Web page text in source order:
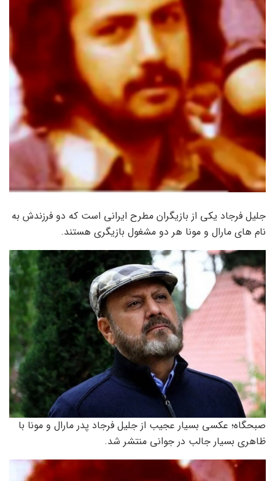
جلیل فرجاد یکی از بازیگران مطرح ایرانی است که دو فرزندش به
نام های مارال و مونا هر دو مشغول بازیگری هستند.
صبحگاه؛ عکسی بسیار عجیب از جلیل فرجاد پدر مارال و مونا با
ظاهری بسیار جالب در جوانی منتشر شد.